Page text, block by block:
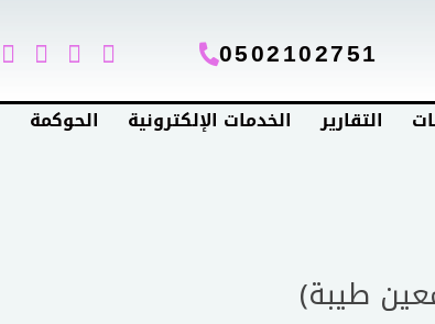
0502102751
التقارير الخدمات الإلكترونية الحوكمة
طيبة)